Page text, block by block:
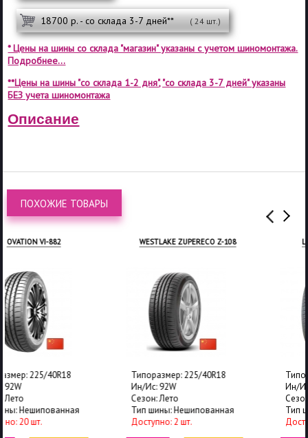
18700 р. - со склада 3-7 дней** ( 24 шт.)
* Цены на шины со склада "магазин" указаны с учетом шиномонтажа.
Подробнее...
**Цены на шины "со склада 1-2 дня", "со склада 3-7 дней" указаны
БЕЗ учета шиномонтажа
Описание
ПОХОЖИЕ ТОВАРЫ
WESTLAKE ZUPERECO Z-108
Типоразмер: 225/40R18
Ин/Ис: 92W
Сезон: Лето
Тип шины: Нешипованная
Доступно: 2 шт.
LINGLONG GREEN-MAX
Типоразмер: 225/40R18
Ин/Ис: 92W
Сезон: Лето
Тип шины: Нешипованная
Доступно: 24 шт.